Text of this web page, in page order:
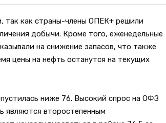
так как страны-члены ОПЕК+ решили
добычи. Кроме того, еженедельные
на снижение запасов, что также
цены на нефть останутся на текущих
ниже 76. Высокий спрос на ОФЗ
являются второстепенным